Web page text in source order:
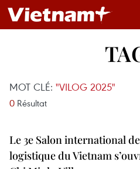
MOT CLÉ: "VILOG 2025"
0 Résultat
Le 3e Salon international
logistique du Vietnam